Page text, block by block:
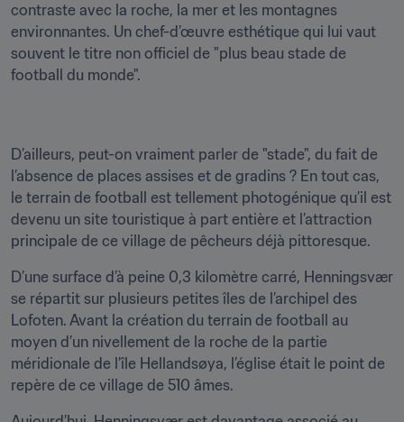
contraste avec la roche, la mer et les montagnes
environnantes. Un chef-d’œuvre esthétique qui lui vaut
souvent le titre non officiel de "plus beau stade de
football du monde".
D’ailleurs, peut-on vraiment parler de "stade", du fait de
l’absence de places assises et de gradins ? En tout cas,
le terrain de football est tellement photogénique qu’il est
devenu un site touristique à part entière et l’attraction
principale de ce village de pêcheurs déjà pittoresque.
D’une surface d’à peine 0,3 kilomètre carré, Henningsvær
se répartit sur plusieurs petites îles de l’archipel des
Lofoten. Avant la création du terrain de football au
moyen d’un nivellement de la roche de la partie
méridionale de l’île Hellandsøya, l’église était le point de
repère de ce village de 510 âmes.